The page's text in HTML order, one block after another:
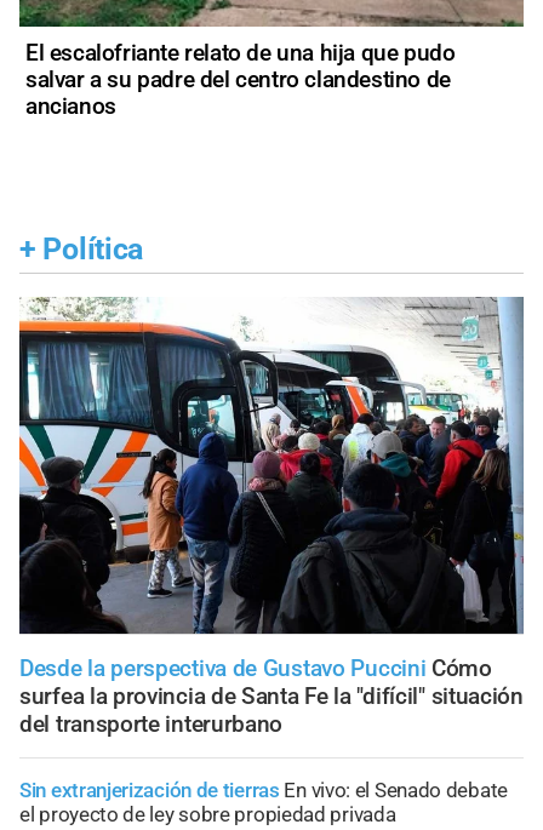
El escalofriante relato de una hija que pudo
salvar a su padre del centro clandestino de
ancianos
+ Política
Desde la perspectiva de Gustavo Puccini Cómo
surfea la provincia de Santa Fe la "difícil" situación
del transporte interurbano
Sin extranjerización de tierras En vivo: el Senado debate
el proyecto de ley sobre propiedad privada